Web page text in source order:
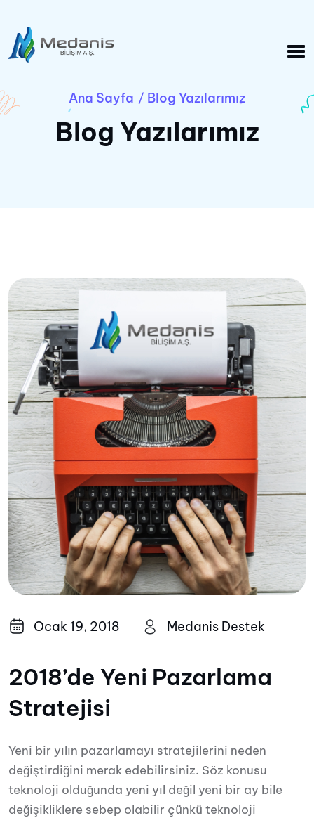
Ana Sayfa / Blog Yazılarımız
Blog Yazılarımız
Ocak 19, 2018 Medanis Destek
2018’de Yeni Pazarlama
Stratejisi
Yeni bir yılın pazarlamayı stratejilerini neden
değiştirdiğini merak edebilirsiniz. Söz konusu
teknoloji olduğunda yeni yıl değil yeni bir ay bile
değişikliklere sebep olabilir çünkü teknoloji